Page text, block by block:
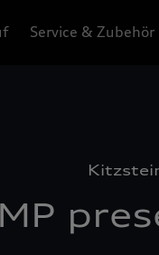
Service & Zubehör